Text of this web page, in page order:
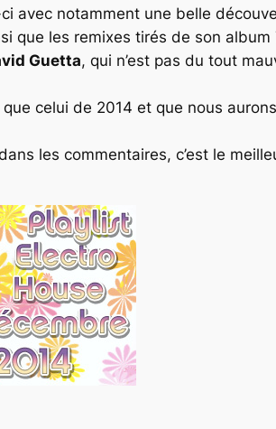
avec notamment une belle
que les remixes tirés de son album
Guetta, qui n’est pas du tout
celui de 2014 et que nous
les commentaires, c’est le